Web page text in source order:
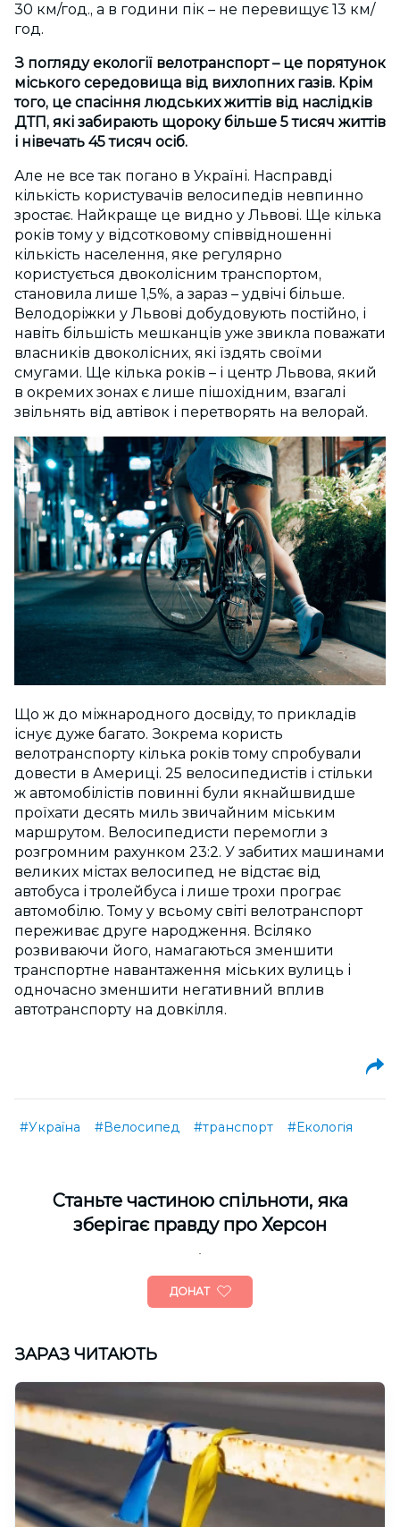
30 км/год., а в години пік – не перевищує 13 км/
год.
З погляду екології велотранспорт – це порятунок
міського середовища від вихлопних газів. Крім
того, це спасіння людських життів від наслідків
ДТП, які забирають щороку більше 5 тисяч життів
і нівечать 45 тисяч осіб.
Але не все так погано в Україні. Насправді
кількість користувачів велосипедів невпинно
зростає. Найкраще це видно у Львові. Ще кілька
років тому у відсотковому співвідношенні
кількість населення, яке регулярно
користується двоколісним транспортом,
становила лише 1,5%, а зараз – удвічі більше.
Велодоріжки у Львові добудовують постійно, і
навіть більшість мешканців уже звикла поважати
власників двоколісних, які їздять своїми
смугами. Ще кілька років – і центр Львова, який
в окремих зонах є лише пішохідним, взагалі
звільнять від автівок і перетворять на велорай.
Що ж до міжнародного досвіду, то прикладів
існує дуже багато. Зокрема користь
велотранспорту кілька років тому спробували
довести в Америці. 25 велосипедистів і стільки
ж автомобілістів повинні були якнайшвидше
проїхати десять миль звичайним міським
маршрутом. Велосипедисти перемогли з
розгромним рахунком 23:2. У забитих машинами
великих містах велосипед не відстає від
автобуса і тролейбуса і лише трохи програє
автомобілю. Тому у всьому світі велотранспорт
переживає друге народження. Всіляко
розвиваючи його, намагаються зменшити
транспортне навантаження міських вулиць і
одночасно зменшити негативний вплив
автотранспорту на довкілля.
#Україна #Велосипед #транспорт #Екологія
Cтаньте частиною спільноти, яка
зберігає правду про Херсон
ДОНАТ
ЗАРАЗ ЧИТАЮТЬ